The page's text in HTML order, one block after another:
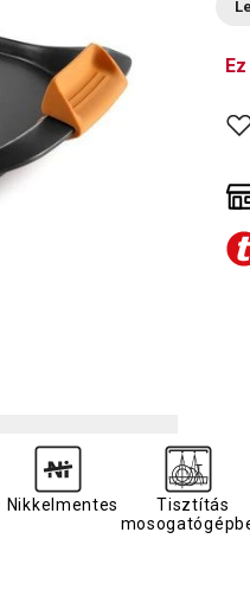
Nikkelmentes
Tisztítás